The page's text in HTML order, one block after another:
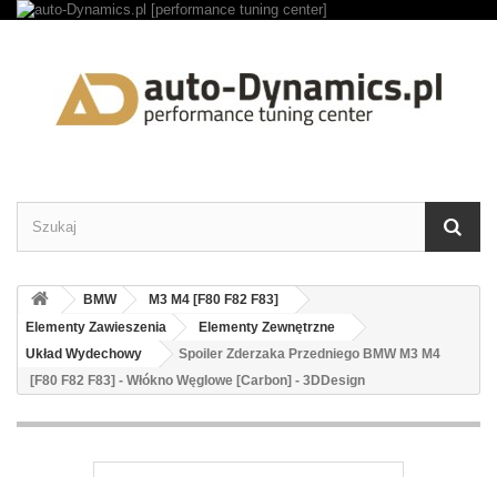
BMW
M3 M4 [F80 F82 F83]
Elementy Zawieszenia
Elementy Zewnętrzne
Układ Wydechowy
Spoiler Zderzaka Przedniego BMW M3 M4
[F80 F82 F83] - Włókno Węglowe [Carbon] - 3DDesign